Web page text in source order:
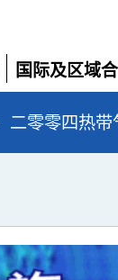
国际及区域
展
开
二零零四热带